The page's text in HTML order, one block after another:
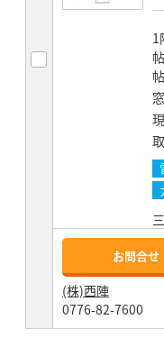
1
お問合せ
(株)西陣
0776-82-7600